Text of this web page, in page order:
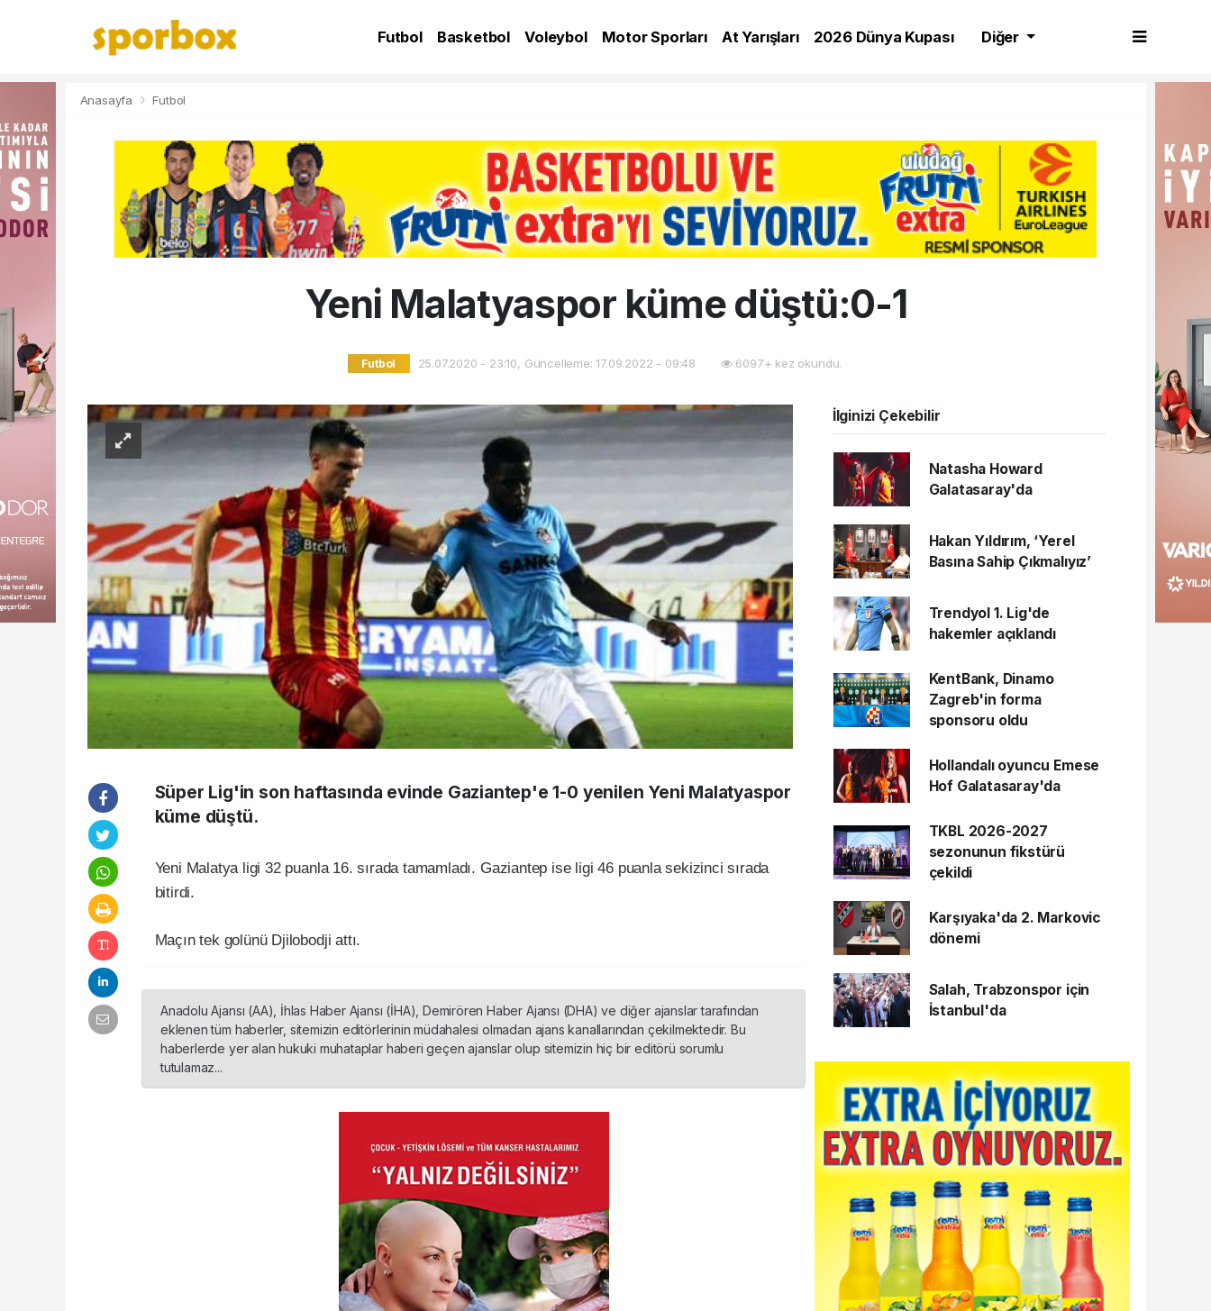
Futbol Basketbol Voleybol Motor Sporları At Yarışları
2026 Dünya Kupası
Diğer
Anasayfa Futbol
Yeni Malatyaspor küme düştü:0-1
Futbol 25.07.2020 - 23:10, Güncelleme: 17.09.2022 - 09:48 6097+ kez okundu.
Süper Lig'in son haftasında evinde Gaziantep'e 1-0 yenilen Yeni Malatyaspor
küme düştü.
Yeni Malatya ligi 32 puanla 16. sırada tamamladı. Gaziantep ise ligi 46 puanla sekizinci sırada
bitirdi.
Maçın tek golünü Djilobodji attı.
Anadolu Ajansı (AA), İhlas Haber Ajansı (İHA), Demirören Haber Ajansı (DHA) ve diğer ajanslar tarafından
eklenen tüm haberler, sitemizin editörlerinin müdahalesi olmadan ajans kanallarından çekilmektedir. Bu
haberlerde yer alan hukuki muhataplar haberi geçen ajanslar olup sitemizin hiç bir editörü sorumlu
tutulamaz...
İlginizi Çekebilir
Natasha Howard
Galatasaray'da
Hakan Yıldırım, ‘Yerel
Basına Sahip Çıkmalıyız’
Trendyol 1. Lig'de
hakemler açıklandı
KentBank, Dinamo
Zagreb'in forma
sponsoru oldu
Hollandalı oyuncu Emese
Hof Galatasaray'da
TKBL 2026-2027
sezonunun fikstürü
çekildi
Karşıyaka'da 2. Markovic
dönemi
Salah, Trabzonspor için
İstanbul'da